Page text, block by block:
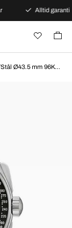
Alltid garanti
Bulova Lunar Pilot Svart/Stål Ø43.5 mm 96K111